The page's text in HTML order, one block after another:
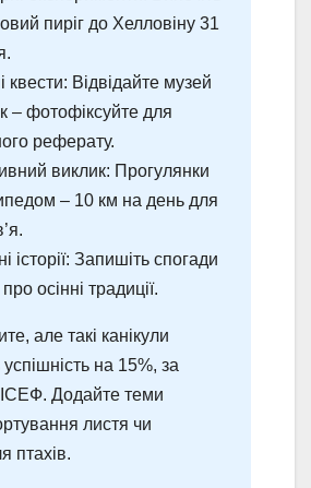
пиріг до Хелловіну 31
квести: Відвідайте музей
– фотофіксуйте для
реферату.
виклик: Прогулянки
– 10 км на день для
історії: Запишіть спогади
осінні традиції.
але такі канікули
на 15%, за
Додайте теми
листя чи
птахів.